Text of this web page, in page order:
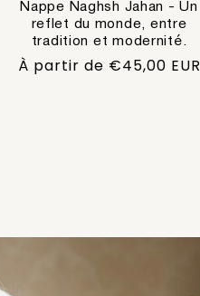
Nappe Naghsh Jahan - Un
reflet du monde, entre
tradition et modernité.
Prix
À partir de €45,00 EUR